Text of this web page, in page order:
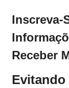
Inscreva-
Receber
Evitando